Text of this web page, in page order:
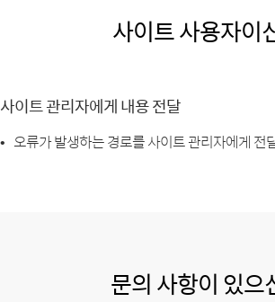
사이트 사용자이
사이트 관리자에게 내용 전달
오류가 발생하는 경로를 사이트 관리자에게 전
문의 사항이 있으